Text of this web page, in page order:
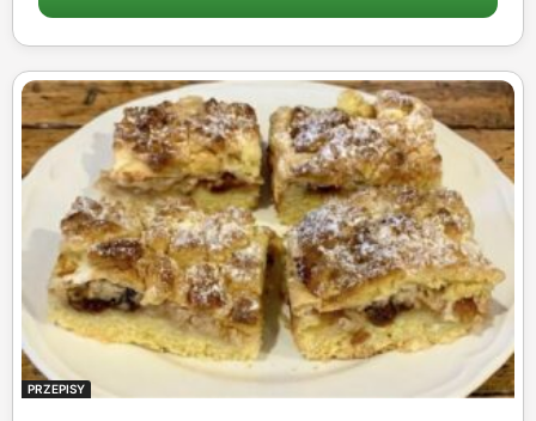
PRZEPISY